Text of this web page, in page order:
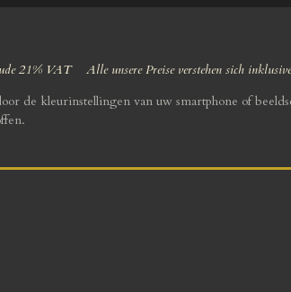
VAT Alle unsere Preise verstehen sich
de kleurinstellingen van uw smartphone of